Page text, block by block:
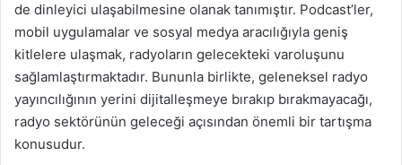
de dinleyici ulaşabilmesine olanak tanımıştır. Podcast’ler,
mobil uygulamalar ve sosyal medya aracılığıyla geniş
kitlelere ulaşmak, radyoların gelecekteki varoluşunu
sağlamlaştırmaktadır. Bununla birlikte, geleneksel radyo
yayıncılığının yerini dijitalleşmeye bırakıp bırakmayacağı,
radyo sektörünün geleceği açısından önemli bir tartışma
konusudur.